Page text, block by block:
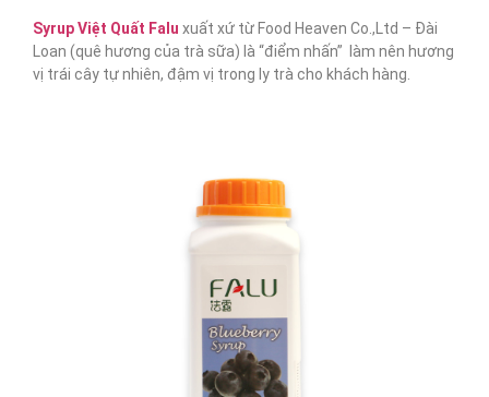
Syrup Việt Quất Falu xuất xứ từ Food Heaven Co.,Ltd – Đài
Loan (quê hương của trà sữa) là “điểm nhấn” làm nên hương
vị trái cây tự nhiên, đậm vị trong ly trà cho khách hàng.